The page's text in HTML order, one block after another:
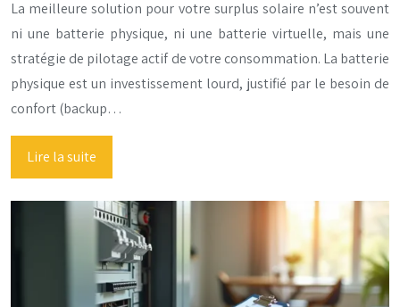
La meilleure solution pour votre surplus solaire n’est souvent
ni une batterie physique, ni une batterie virtuelle, mais une
stratégie de pilotage actif de votre consommation. La batterie
physique est un investissement lourd, justifié par le besoin de
confort (backup…
Lire la suite